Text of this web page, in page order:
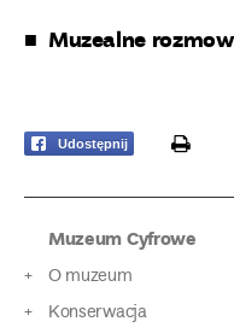
■ Muzealne
Udostępnij print
Muzeum Cyfrowe
O muzeum
Konserwacja